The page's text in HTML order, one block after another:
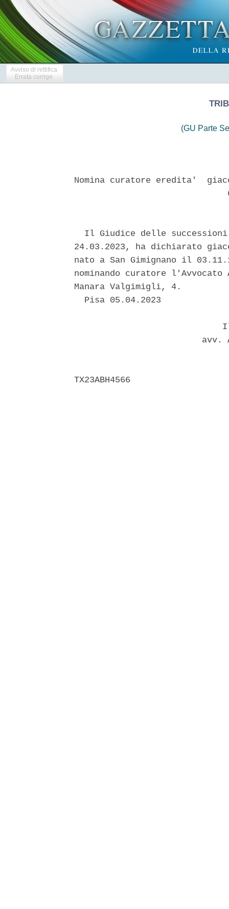
Avviso di rettifica
Errata corrige
(GU Parte
Nomina curatore eredita'
Il Giudice delle
24.03.2023, ha dichiarato
nato a San Gimignano il
nominando curatore
Manara Valgimigli, 4.
  Pisa 05.04.2023